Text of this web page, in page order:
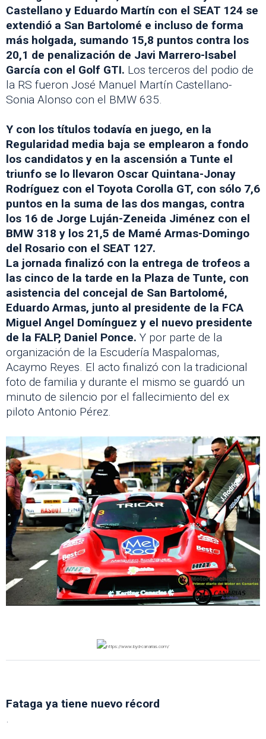
Castellano y Eduardo Martín con el SEAT 124 se
extendió a San Bartolomé e incluso de forma
más holgada, sumando 15,8 puntos contra los
20,1 de penalización de Javi Marrero-Isabel
García con el Golf GTI. Los terceros del podio de
la RS fueron José Manuel Martín Castellano-
Sonia Alonso con el BMW 635.
Y con los títulos todavía en juego, en la
Regularidad media baja se emplearon a fondo
los candidatos y en la ascensión a Tunte el
triunfo se lo llevaron Oscar Quintana-Jonay
Rodríguez con el Toyota Corolla GT, con sólo 7,6
puntos en la suma de las dos mangas, contra
los 16 de Jorge Luján-Zeneida Jiménez con el
BMW 318 y los 21,5 de Mamé Armas-Domingo
del Rosario con el SEAT 127.
La jornada finalizó con la entrega de trofeos a
las cinco de la tarde en la Plaza de Tunte, con
asistencia del concejal de San Bartolomé,
Eduardo Armas, junto al presidente de la FCA
Miguel Angel Domínguez y el nuevo presidente
de la FALP, Daniel Ponce. Y por parte de la
organización de la Escudería Maspalomas,
Acaymo Reyes. El acto finalizó con la tradicional
foto de familia y durante el mismo se guardó un
minuto de silencio por el fallecimiento del ex
piloto Antonio Pérez.
Fataga ya tiene nuevo récord
.